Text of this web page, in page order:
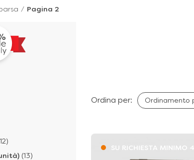
/ Pagina 2
(13)
Ordina per:
SU RICHIESTA MINIMO